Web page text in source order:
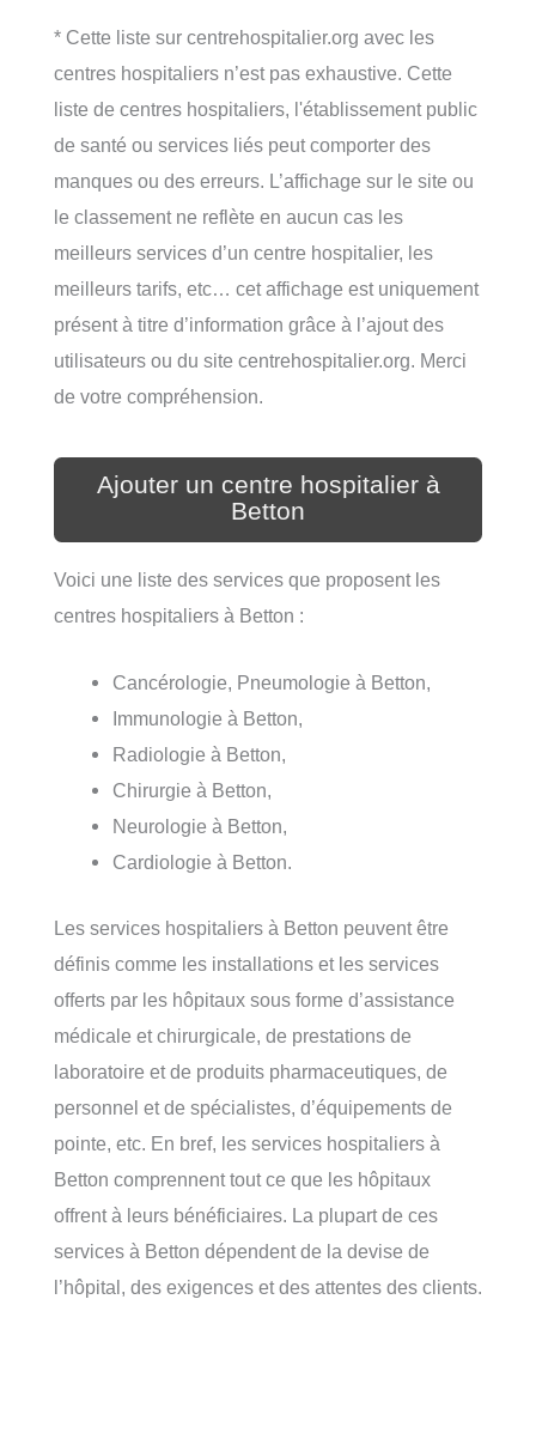
* Cette liste sur centrehospitalier.org avec les
centres hospitaliers n’est pas exhaustive. Cette
liste de centres hospitaliers, l'établissement public
de santé ou services liés peut comporter des
manques ou des erreurs. L’affichage sur le site ou
le classement ne reflète en aucun cas les
meilleurs services d’un centre hospitalier, les
meilleurs tarifs, etc… cet affichage est uniquement
présent à titre d’information grâce à l’ajout des
utilisateurs ou du site centrehospitalier.org. Merci
de votre compréhension.
Ajouter un centre hospitalier à
Betton
Voici une liste des services que proposent les
centres hospitaliers à Betton :
Cancérologie, Pneumologie à Betton,
Immunologie à Betton,
Radiologie à Betton,
Chirurgie à Betton,
Neurologie à Betton,
Cardiologie à Betton.
Les services hospitaliers à Betton peuvent être
définis comme les installations et les services
offerts par les hôpitaux sous forme d’assistance
médicale et chirurgicale, de prestations de
laboratoire et de produits pharmaceutiques, de
personnel et de spécialistes, d’équipements de
pointe, etc. En bref, les services hospitaliers à
Betton comprennent tout ce que les hôpitaux
offrent à leurs bénéficiaires. La plupart de ces
services à Betton dépendent de la devise de
l’hôpital, des exigences et des attentes des clients.